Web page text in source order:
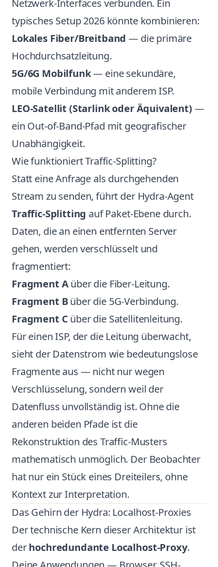
Netzwerk-Interfaces verbunden. Ein
typisches Setup 2026 könnte kombinieren:
Lokales Fiber/Breitband — die primäre
Hochdurchsatzleitung.
5G/6G Mobilfunk— eine sekundäre,
mobile Verbindung mit anderem ISP.
LEO-Satellit (Starlink oder Äquivalent) —
ein Out-of-Band-Pfad mit geografischer
Unabhängigkeit.
Wie funktioniert Traffic-Splitting?
Statt eine Anfrage als durchgehenden
Stream zu senden, führt der Hydra-Agent
Traffic-Splitting auf Paket-Ebene durch.
Daten, die an einen entfernten Server
gehen, werden verschlüsselt und
fragmentiert:
Fragment Aüber die Fiber-Leitung.
Fragment Büber die 5G-Verbindung.
Fragment C über die Satellitenleitung.
Für einen ISP, der die Leitung überwacht,
sieht der Datenstrom wie bedeutungslose
Fragmente aus — nicht nur wegen
Verschlüsselung, sondern weil der
Datenfluss unvollständig ist. Ohne die
anderen beiden Pfade ist die
Rekonstruktion des Traffic-Musters
mathematisch unmöglich. Der Beobachter
hat nur ein Stück eines Dreiteilers, ohne
Kontext zur Interpretation.
Das Gehirn der Hydra: Localhost-Proxies
Der technische Kern dieser Architektur ist
derhochredundante Localhost-Proxy.